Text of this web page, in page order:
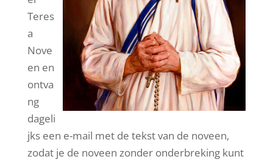
Teres
a
Nove
en en
ontva
ng
dageli
jks een e-mail met de tekst van de noveen,
zodat je de noveen zonder onderbreking kunt